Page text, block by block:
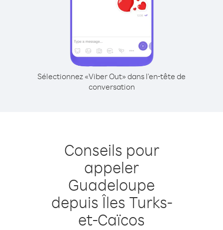
Sélectionnez «Viber Out» dans l'en-tête de
conversation
Conseils pour
appeler
Guadeloupe
depuis Îles Turks-
et-Caïcos